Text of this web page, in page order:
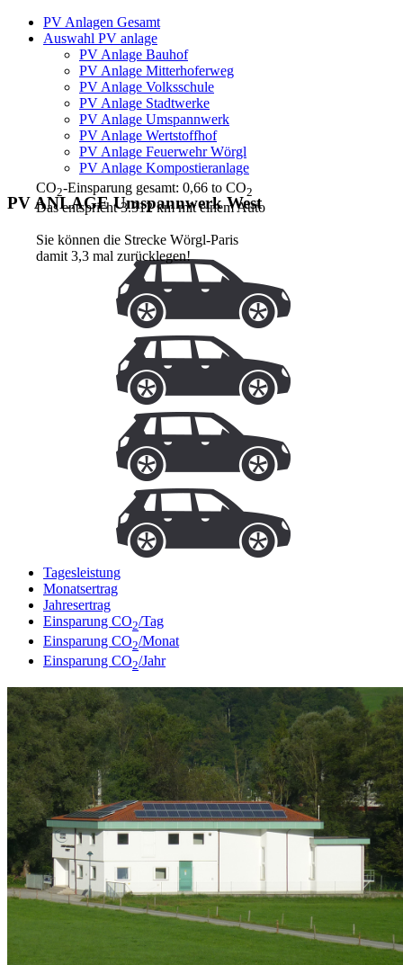
PV Anlagen Gesamt
Auswahl PV anlage
PV Anlage Bauhof
PV Anlage Mitterhoferweg
PV Anlage Volksschule
PV Anlage Stadtwerke
PV Anlage Umspannwerk
PV Anlage Wertstoffhof
PV Anlage Feuerwehr Wörgl
PV Anlage Kompostieranlage
PV ANLAGE Umspannwerk West
CO2-Einsparung gesamt: 0,66 to CO2
Das entspricht 3.312 km mit einem Auto
Sie können die Strecke Wörgl-Paris
damit 3,3 mal zurücklegen!
Tagesleistung
Monatsertrag
Jahresertrag
Einsparung CO2/Tag
Einsparung CO2/Monat
Einsparung CO2/Jahr